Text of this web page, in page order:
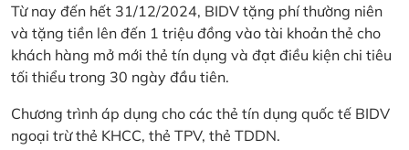
Từ nay đến hết 31/12/2024, BIDV tặng phí thường niên
và tặng tiền lên đến 1 triệu đồng vào tài khoản thẻ cho
khách hàng mở mới thẻ tín dụng và đạt điều kiện chi tiêu
tối thiểu trong 30 ngày đầu tiên.
Chương trình áp dụng cho các thẻ tín dụng quốc tế BIDV
ngoại trừ thẻ KHCC, thẻ TPV, thẻ TDDN.